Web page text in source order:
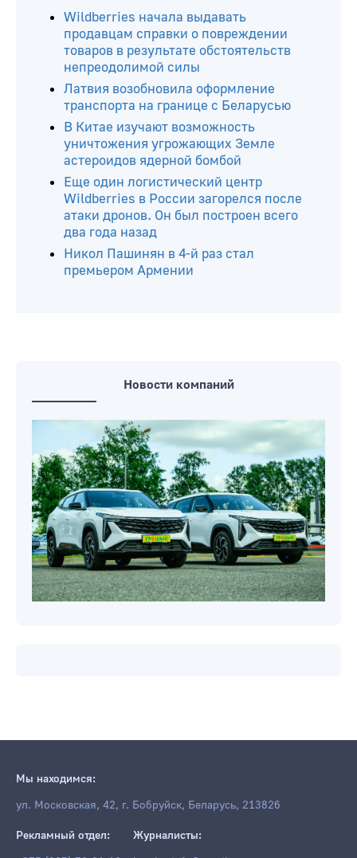
Wildberries начала выдавать
продавцам справки о повреждении
товаров в результате обстоятельств
непреодолимой силы
Латвия возобновила оформление
транспорта на границе с Беларусью
В Китае изучают возможность
уничтожения угрожающих Земле
астероидов ядерной бомбой
Еще один логистический центр
Wildberries в России загорелся после
атаки дронов. Он был построен всего
два года назад
Никол Пашинян в 4-й раз стал
премьером Армении
Новости компаний
Мы находимся:
ул. Московская, 42, г. Бобруйск, Беларусь, 213826
Рекламный отдел:
Журналисты: